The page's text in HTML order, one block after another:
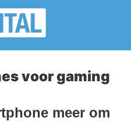
voor gaming
meer om